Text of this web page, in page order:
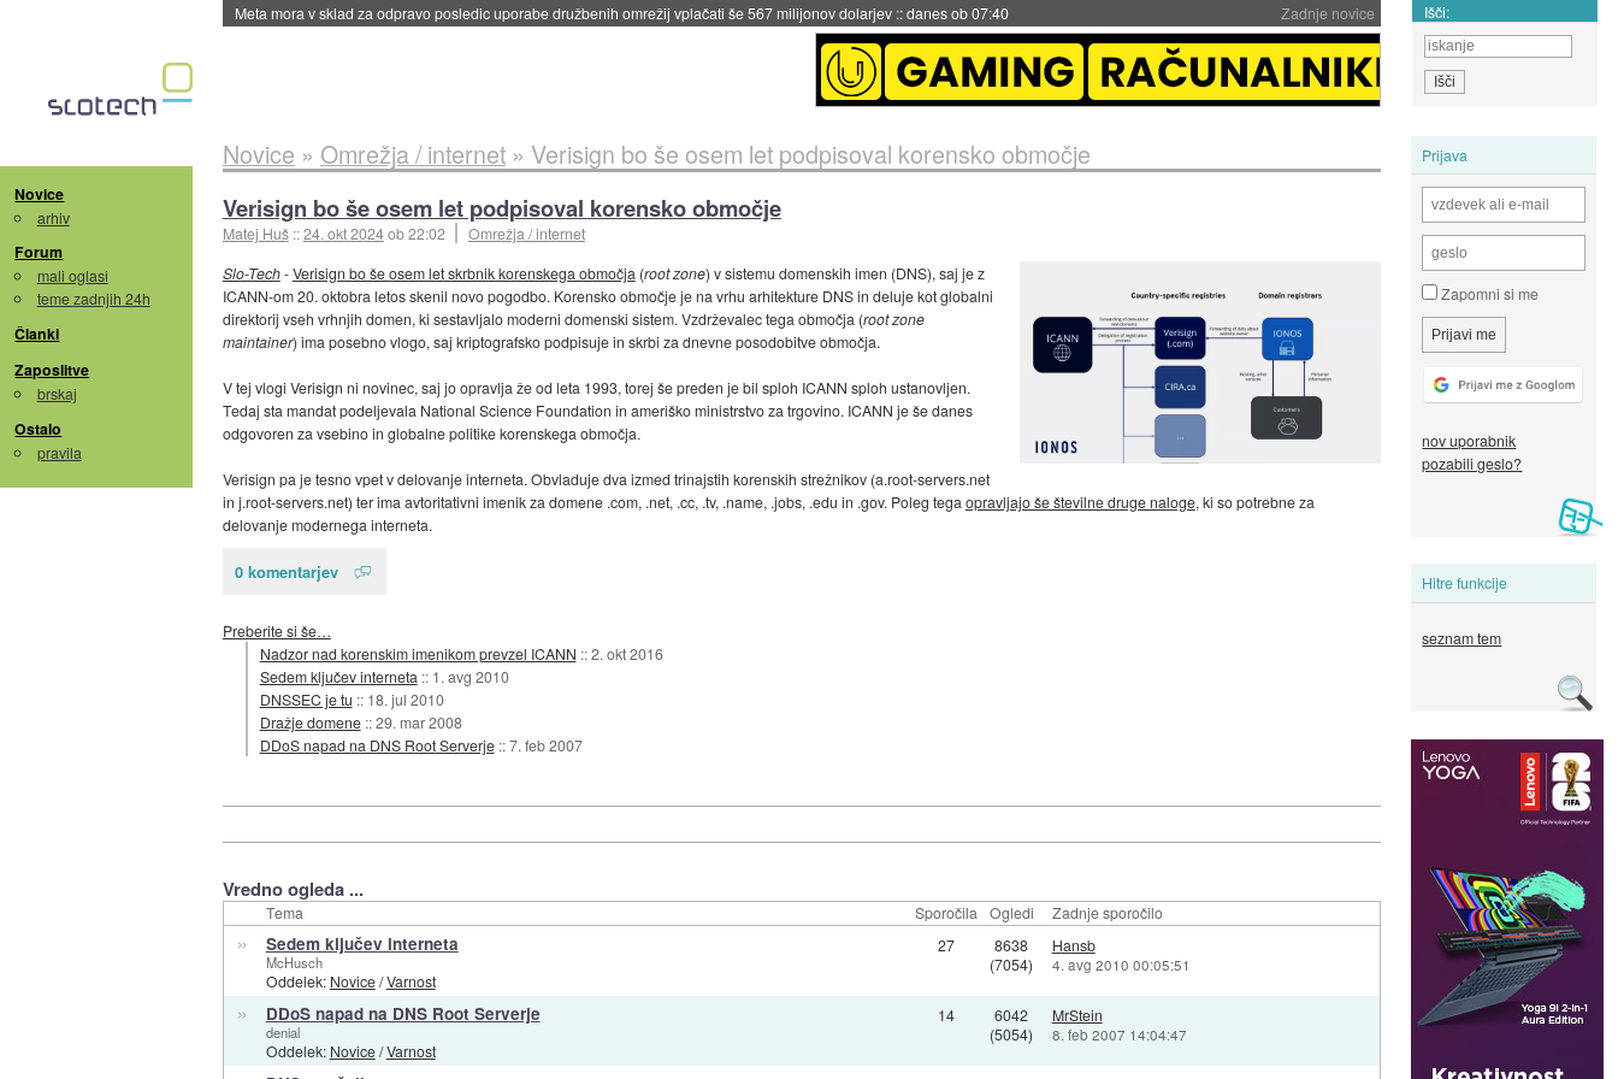
Zadnje novice
Meta mora v sklad za odpravo posledic uporabe družbenih omrežij vplačati še 567 milijonov dolarjev ::danes ob 07:40 Išči:
Novice
arhiv
Forum
mali oglasi
teme zadnjih 24h
Članki
Zaposlitve
brskaj
Ostalo
pravila
Prijava
Zapomni si me
nov uporabnik
pozabili geslo?
Hitre funkcije
seznam tem
Novice » Omrežja / internet» Verisign bo še osem let podpisoval korensko območje
Verisign bo še osem let podpisoval korensko območje
Matej Huš ::24. okt 2024ob 22:02
Omrežja / internet
Slo-Tech-Verisign bo še osem let skrbnik korenskega območja (root zone) v sistemu domenskih imen (DNS), saj je z
ICANN-om 20. oktobra letos skenil novo pogodbo. Korensko območje je na vrhu arhitekture DNS in deluje kot globalni
direktorij vseh vrhnjih domen, ki sestavljalo moderni domenski sistem. Vzdrževalec tega območja (root zone
maintainer) ima posebno vlogo, saj kriptografsko podpisuje in skrbi za dnevne posodobitve območja.
V tej vlogi Verisign ni novinec, saj jo opravlja že od leta 1993, torej še preden je bil sploh ICANN sploh ustanovljen.
Tedaj sta mandat podeljevala National Science Foundation in ameriško ministrstvo za trgovino. ICANN je še danes
odgovoren za vsebino in globalne politike korenskega območja.
Verisign pa je tesno vpet v delovanje interneta. Obvladuje dva izmed trinajstih korenskih strežnikov (a.root-servers.net
in j.root-servers.net) ter ima avtoritativni imenik za domene .com, .net, .cc, .tv, .name, .jobs, .edu in .gov. Poleg tega opravljajo še številne druge naloge, ki so potrebne za
delovanje modernega interneta.
0 komentarjev
Preberite si še…
Nadzor nad korenskim imenikom prevzel ICANN ::2. okt 2016
Sedem ključev interneta :: 1. avg 2010
DNSSEC je tu :: 18. jul 2010
Dražje domene ::29. mar 2008
DDoS napad na DNS Root Serverje ::7. feb 2007
Vredno ogleda ...
Tema Sporočila Ogledi Zadnje sporočilo
» Sedem ključev interneta
McHusch
Oddelek: Novice/Varnost
27
8638
(7054)
Hansb
4. avg 2010 00:05:51
» DDoS napad na DNS Root Serverje
denial
Oddelek: Novice/Varnost
14
6042
(5054)
MrStein
8. feb 2007 14:04:47